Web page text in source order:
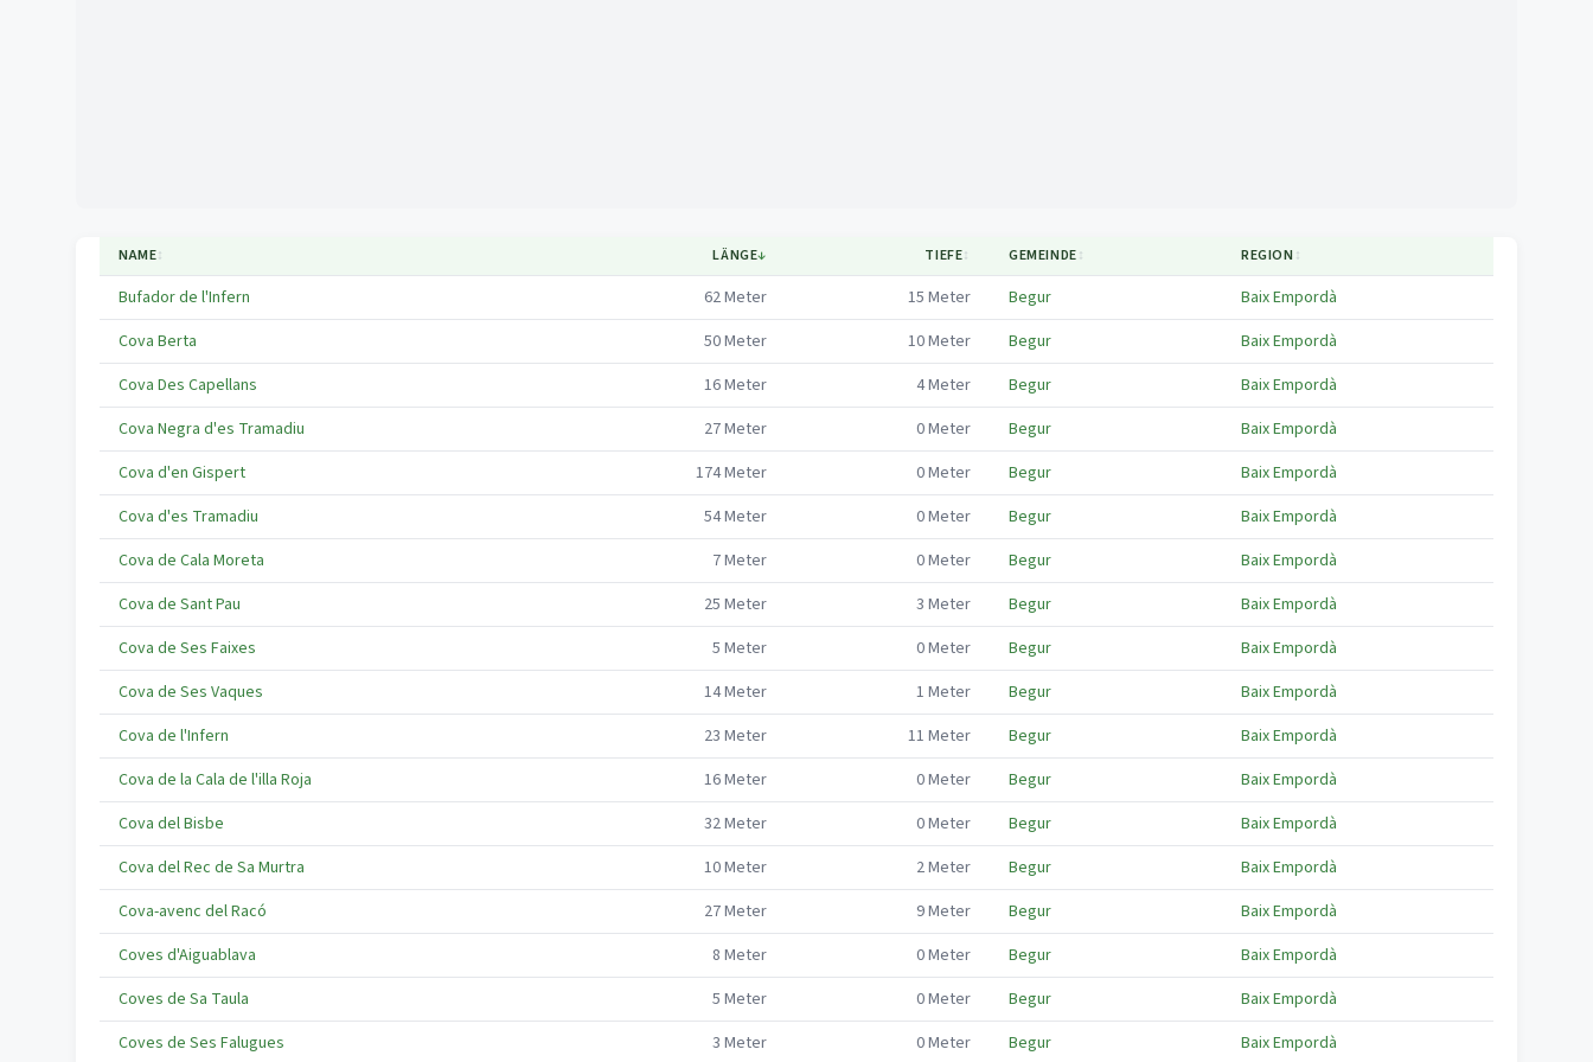
NAME↕ LÄNGE↓ TIEFE↕ GEMEINDE↕ REGION ↕
Bufador de l'Infern 62Meter 15 Meter Begur
Baix Empordà
Cova Berta
50Meter 10Meter Begur
Baix Empordà
Cova Des Capellans
16Meter 4Meter Begur
Baix Empordà
Cova Negra d'es Tramadiu
27Meter 0Meter Begur
Baix Empordà
Cova d'en Gispert
174Meter 0Meter Begur
Baix Empordà
Cova d'es Tramadiu
54Meter 0Meter Begur
Baix Empordà
Cova de Cala Moreta
7Meter 0Meter Begur
Baix Empordà
Cova de Sant Pau
25 Meter 3 Meter Begur
Baix Empordà
Cova de Ses Faixes
5 Meter 0Meter Begur
Baix Empordà
Cova de Ses Vaques
14Meter 1 Meter Begur
Baix Empordà
Cova de l'Infern
23 Meter 11 Meter Begur
Baix Empordà
Cova de la Cala de l'illa Roja
16Meter 0Meter Begur
Baix Empordà
Cova del Bisbe
32Meter 0Meter Begur
Baix Empordà
Cova del Rec de Sa Murtra
10Meter 2Meter Begur
Baix Empordà
Cova-avenc del Racó
27Meter 9Meter Begur
Baix Empordà
Coves d'Aiguablava
8 Meter 0Meter Begur
Baix Empordà
Coves de Sa Taula
5 Meter 0Meter Begur
Baix Empordà
Coves de Ses Falugues
3 Meter 0Meter Begur Baix Empordà